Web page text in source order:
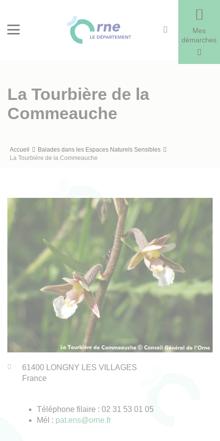
Menu
Mes
démarches
La Tourbière de la
Commeauche
Fil
d'Ariane
Accueil
Balades dans les Espaces Naturels Sensibles
La Tourbière de la Commeauche
61400
LONGNY LES VILLAGES
France
Téléphone filaire : 02 31 53 01 05
Mél : pat.ens@orne.fr